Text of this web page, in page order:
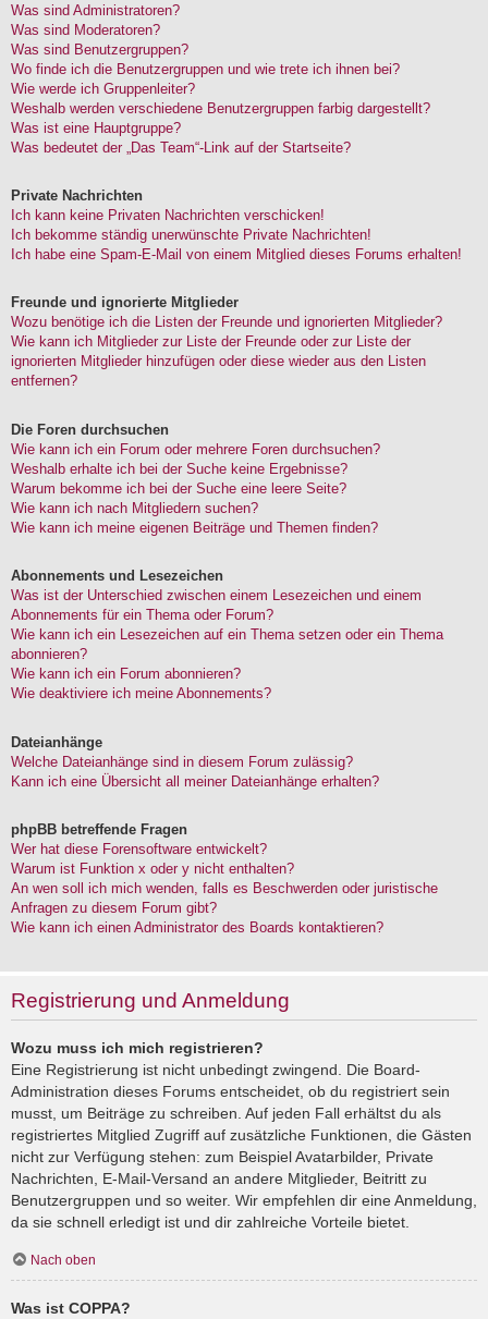
Was sind Administratoren?
Was sind Moderatoren?
Was sind Benutzergruppen?
Wo finde ich die Benutzergruppen und wie trete ich ihnen bei?
Wie werde ich Gruppenleiter?
Weshalb werden verschiedene Benutzergruppen farbig dargestellt?
Was ist eine Hauptgruppe?
Was bedeutet der „Das Team“-Link auf der Startseite?
Private Nachrichten
Ich kann keine Privaten Nachrichten verschicken!
Ich bekomme ständig unerwünschte Private Nachrichten!
Ich habe eine Spam-E-Mail von einem Mitglied dieses Forums erhalten!
Freunde und ignorierte Mitglieder
Wozu benötige ich die Listen der Freunde und ignorierten Mitglieder?
Wie kann ich Mitglieder zur Liste der Freunde oder zur Liste der
ignorierten Mitglieder hinzufügen oder diese wieder aus den Listen
entfernen?
Die Foren durchsuchen
Wie kann ich ein Forum oder mehrere Foren durchsuchen?
Weshalb erhalte ich bei der Suche keine Ergebnisse?
Warum bekomme ich bei der Suche eine leere Seite?
Wie kann ich nach Mitgliedern suchen?
Wie kann ich meine eigenen Beiträge und Themen finden?
Abonnements und Lesezeichen
Was ist der Unterschied zwischen einem Lesezeichen und einem
Abonnements für ein Thema oder Forum?
Wie kann ich ein Lesezeichen auf ein Thema setzen oder ein Thema
abonnieren?
Wie kann ich ein Forum abonnieren?
Wie deaktiviere ich meine Abonnements?
Dateianhänge
Welche Dateianhänge sind in diesem Forum zulässig?
Kann ich eine Übersicht all meiner Dateianhänge erhalten?
phpBB betreffende Fragen
Wer hat diese Forensoftware entwickelt?
Warum ist Funktion x oder y nicht enthalten?
An wen soll ich mich wenden, falls es Beschwerden oder juristische
Anfragen zu diesem Forum gibt?
Wie kann ich einen Administrator des Boards kontaktieren?
Registrierung und Anmeldung
Wozu muss ich mich registrieren?
Eine Registrierung ist nicht unbedingt zwingend. Die Board-
Administration dieses Forums entscheidet, ob du registriert sein
musst, um Beiträge zu schreiben. Auf jeden Fall erhältst du als
registriertes Mitglied Zugriff auf zusätzliche Funktionen, die Gästen
nicht zur Verfügung stehen: zum Beispiel Avatarbilder, Private
Nachrichten, E-Mail-Versand an andere Mitglieder, Beitritt zu
Benutzergruppen und so weiter. Wir empfehlen dir eine Anmeldung,
da sie schnell erledigt ist und dir zahlreiche Vorteile bietet.
Nach oben
Was ist COPPA?